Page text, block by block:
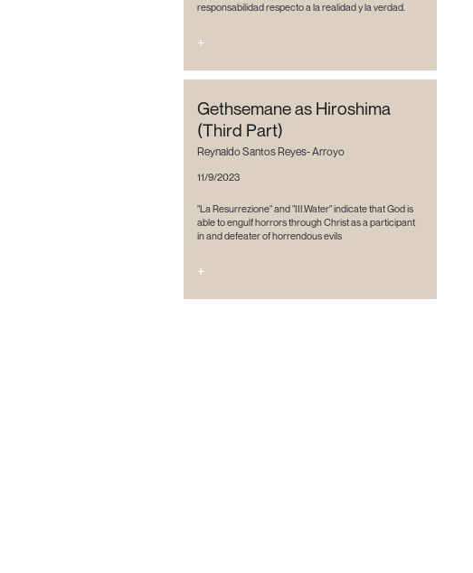
responsabilidad respecto a la realidad y la verdad.
+
Gethsemane as Hiroshima
(Third Part)
Reynaldo Santos Reyes- Arroyo
11/9/2023
"La Resurrezione" and "III.Water" indicate that God is
able to engulf horrors through Christ as a participant
in and defeater of horrendous evils
+